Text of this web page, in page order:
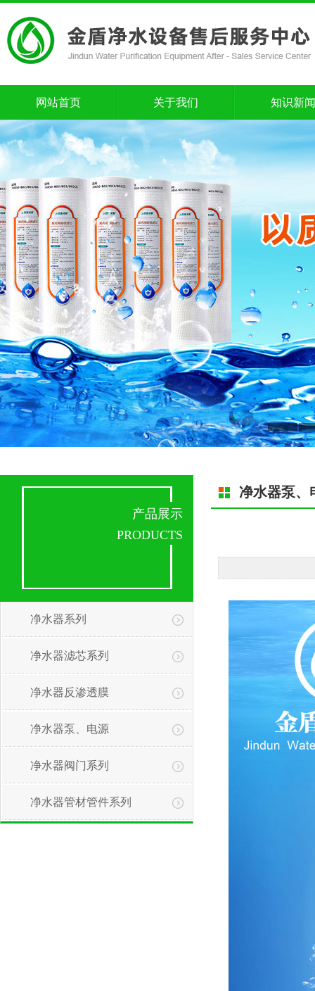
网站首页
网站首页
关于我们 知识新闻
产品展示
PRODUCTS
净水器系列
净水器滤芯系列
净水器反渗透膜
净水器泵、电源
净水器阀门系列
净水器管材管件系列
净水器泵、